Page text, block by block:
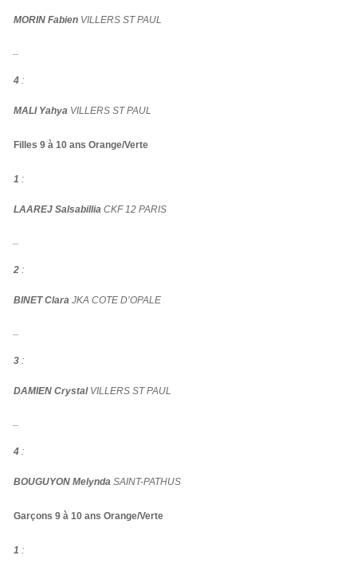
MORIN Fabien VILLERS ST PAUL
4 :
MALI Yahya VILLERS ST PAUL
Filles 9 à 10 ans Orange/Verte
1 :
LAAREJ Salsabillia CKF 12 PARIS
2 :
BINET Clara JKA COTE D’OPALE
3 :
DAMIEN CrystalVILLERS ST PAUL
4 :
BOUGUYON Melynda SAINT-PATHUS
Garçons 9 à 10 ans Orange/Verte
1 :